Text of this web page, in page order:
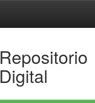
Repositorio
Digital